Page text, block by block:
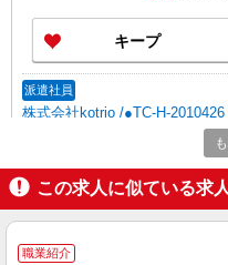
キープ
派遣社員
株式会社kotrio /●TC-H-2010426
昭島駅＊
掃除など♪
時給
通費全支給
この求人に似ている求
職業紹介